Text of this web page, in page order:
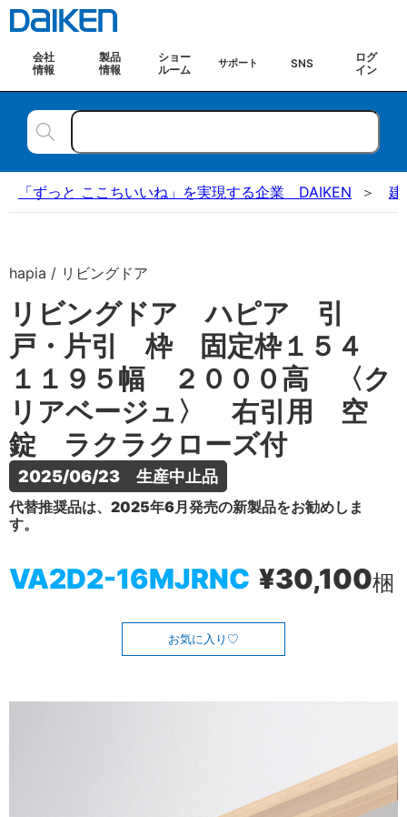
会社
情報
製品
情報
ショー
ルーム
サポート SNS
ログ
イン
「ずっと ここちいいね」を実現する企業 DAIKEN 建
hapia / リビングドア
リビングドア ハピア 引
戸・片引 枠 固定枠１５４
１１９５幅 ２０００高 〈ク
リアベージュ〉 右引用 空
錠 ラクラクローズ付
2025/06/23　生産中止品
代替推奨品は、2025年6月発売の新製品をお勧めしま
す。
VA2D2-16MJRNC ¥30,100梱
お気に入り